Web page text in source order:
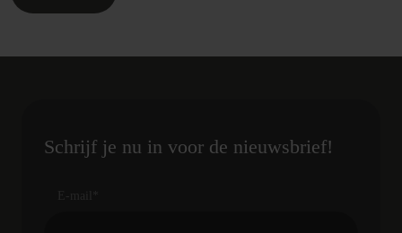
Schrijf je nu in voor de nieuwsbrief!
E-mail